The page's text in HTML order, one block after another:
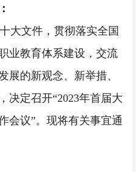
大文件，贯彻落实全国
业教育体系建设，交流
展的新观念、新举措、
决定召开“2023年首届大
会议”。现将有关事宜通